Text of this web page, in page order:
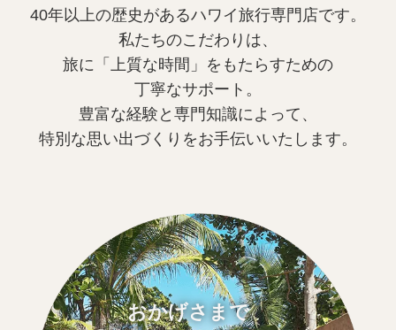
40年以上の歴史があるハワイ旅行専門店です。
私たちのこだわりは、
旅に「上質な時間」をもたらすための
丁寧なサポート。
豊富な経験と専門知識によって、
特別な思い出づくりをお手伝いいたします。
おかげさまで